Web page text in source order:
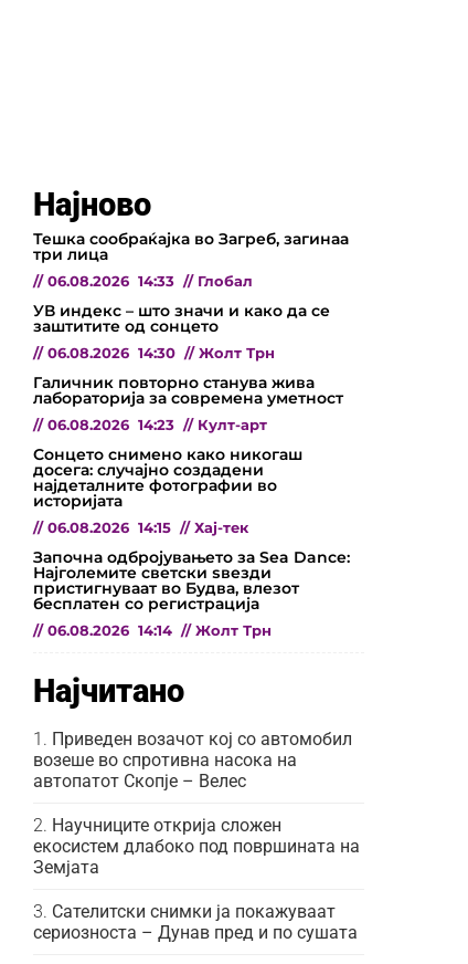
Најново
Тешка сообраќајка во Загреб, загинаа
три лица
// 06.08.2026 14:33 // Глобал
УВ индекс – што значи и како да се
заштитите од сонцето
// 06.08.2026 14:30 // Жолт Трн
Галичник повторно станува жива
лабораторија за современа уметност
// 06.08.2026 14:23 // Култ-арт
Сонцето снимено како никогаш
досега: случајно создадени
најдеталните фотографии во
историјата
// 06.08.2026 14:15 // Хај-тек
Започна одбројувањето за Sea Dance:
Најголемите светски ѕвезди
пристигнуваат во Будва, влезот
бесплатен со регистрација
// 06.08.2026 14:14 // Жолт Трн
Најчитано
Приведен возачот кој со автомобил
возеше во спротивна насока на
автопатот Скопје – Велес
Научниците открија сложен
екосистем длабоко под површината на
Земјата
Сателитски снимки ја покажуваат
сериозноста – Дунав пред и по сушата